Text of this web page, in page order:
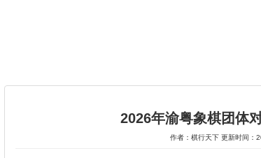
2026年渝粤象棋团体
作者：棋行天下 更新时间：